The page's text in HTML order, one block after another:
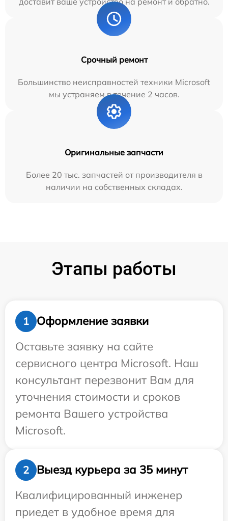
Срочный ремонт
Большинство неисправностей техники Microsoft
мы устраняем в течение 2 часов.
Оригинальные запчасти
Более 20 тыс. запчастей от производителя в
наличии на собственных складах.
Этапы работы
1
Оформление заявки
Оставьте заявку на сайте
сервисного центра Microsoft. Наш
консультант перезвонит Вам для
уточнения стоимости и сроков
ремонта Вашего устройства
Microsoft.
2
Выезд курьера за 35 минут
Квалифицированный инженер
приедет в удобное время для